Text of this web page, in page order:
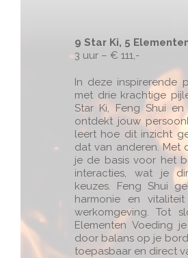
9 Star Ki, 5
3 uur – € 111,-
In deze inspirerende
met drie krachtige
Star Ki, Feng Shui
ontdekt jouw
leert hoe dit inzicht
dat van anderen. Met
je de basis voor het
interacties, wat je
keuzes. Feng Shui
harmonie en
werkomgeving. Tot
Elementen Voeding
door balans op je
toepasbaar en direct